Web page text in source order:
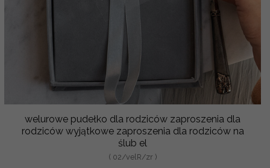
welurowe pudełko dla rodziców zaproszenia dla
rodziców wyjątkowe zaproszenia dla rodziców na
ślub el
( 02/velR/zr )